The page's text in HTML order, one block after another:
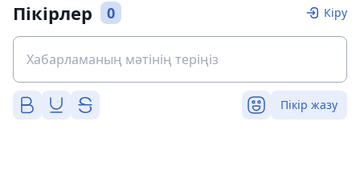
Пікірлер 0 Кіру
Пікір жазу